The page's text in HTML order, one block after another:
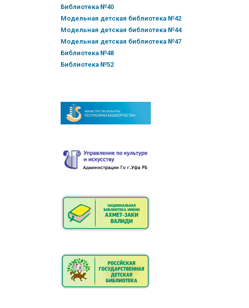
Библиотека №40
Модельная детская библиотека №42
Модельная детская библиотека №44
Модельная детская библиотека №47
Библиотека №48
Библиотека №52